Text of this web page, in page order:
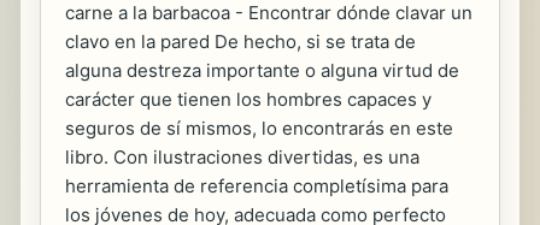
carne a la barbacoa - Encontrar dónde clavar un
clavo en la pared De hecho, si se trata de
alguna destreza importante o alguna virtud de
carácter que tienen los hombres capaces y
seguros de sí mismos, lo encontrarás en este
libro. Con ilustraciones divertidas, es una
herramienta de referencia completísima para
los jóvenes de hoy, adecuada como perfecto